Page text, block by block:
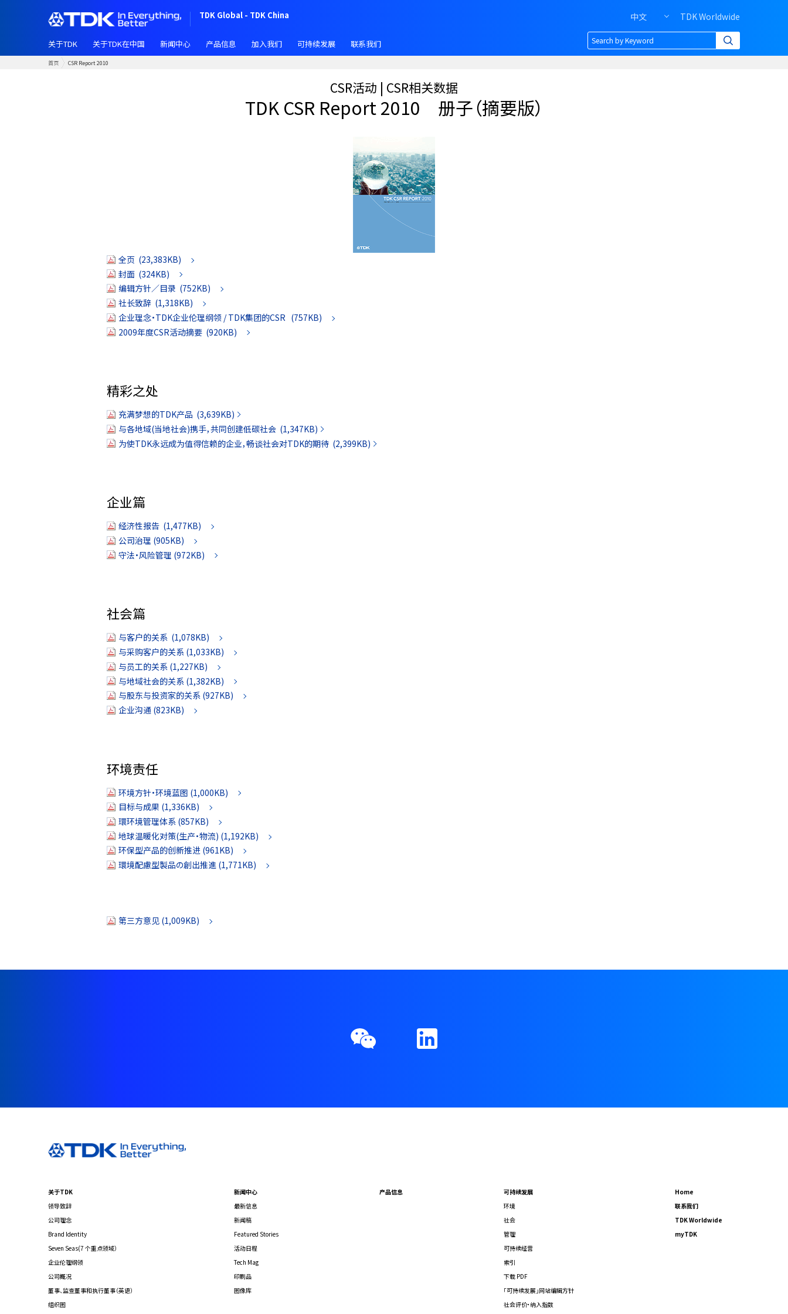
TDK Global - TDK China
Header
right
menu
of
中文 TDK Worldwide
关于TDK 关于TDK在中国 新闻中心 产品信息 加入我们 可持续发展 联系我们
首页 CSR Report 2010
CSR活动 | CSR相关数据
TDK CSR Report 2010 册子（摘要版）
全页 (23,383KB)
封面 (324KB)
编辑方针／目录 (752KB)
社长致辞 (1,318KB)
企业理念·TDK企业伦理纲领 / TDK集团的CSR (757KB)
2009年度CSR活动摘要 (920KB)
精彩之处
充满梦想的TDK产品 (3,639KB)
与各地域(当地社会)携手，共同创建低碳社会 (1,347KB)
为使TDK永远成为值得信赖的企业，畅谈社会对TDK的期待 (2,399KB)
企业篇
经济性报告 (1,477KB)
公司治理 (905KB)
守法·风险管理 (972KB)
社会篇
与客户的关系 (1,078KB)
与采购客户的关系 (1,033KB)
与员工的关系 (1,227KB)
与地域社会的关系 (1,382KB)
与股东与投资家的关系 (927KB)
企业沟通 (823KB)
环境责任
环境方针·环境蓝图 (1,000KB)
目标与成果 (1,336KB)
環环境管理体系 (857KB)
地球温暖化对策(生产·物流) (1,192KB)
环保型产品的创新推进 (961KB)
環境配慮型製品の創出推進 (1,771KB)
第三方意见 (1,009KB)
关于TDK
领导致辞
公司理念
Brand Identity
Seven Seas(7 个重点领域）
企业伦理纲领
公司概况
董事、监查董事和执行董事（英语）
组织图
新闻中心
最新信息
新闻稿
Featured Stories
活动日程
Tech Mag
印刷品
图像库
产品信息
可持续发展
环境
社会
管理
可持续经营
索引
下载 PDF
「可持续发展」网站编辑方针
社会评价·纳入指数
Home
联系我们
TDK Worldwide
myTDK